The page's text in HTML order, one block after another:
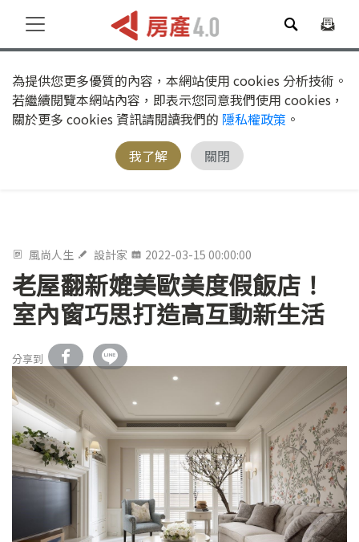
為提供您更多優質的內容，本網站使用 cookies 分析技術。
若繼續閱覽本網站內容，即表示您同意我們使用 cookies，
關於更多 cookies 資訊請閱讀我們的 隱私權政策 。
我了解
關閉
風尚人生 設計家 2022-03-15 00:00:00
老屋翻新媲美歐美度假飯店！
室內窗巧思打造高互動新生活
分享到